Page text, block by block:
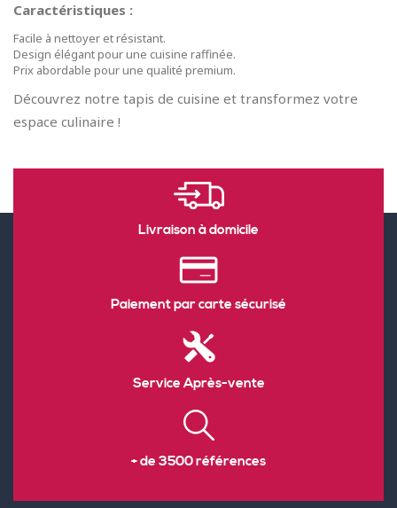
Caractéristiques :
Facile à nettoyer et résistant.
Design élégant pour une cuisine raffinée.
Prix abordable pour une qualité premium.
Découvrez notre tapis de cuisine et transformez votre
espace culinaire !
Livraison à domicile
Paiement par carte sécurisé
Service Après-vente
+ de 3500 références